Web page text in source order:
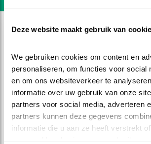
Deze website maakt gebruik van
We gebruiken cookies om content en
personaliseren, om functies voor social
en om ons websiteverkeer te
informatie over uw gebruik van onze
partners voor social media, adverteren
partners kunnen deze gegevens
informatie die u aan ze heeft verstrekt